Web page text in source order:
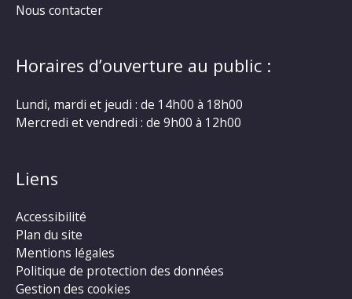
Nous contacter
Horaires d’ouverture au public :
Lundi, mardi et jeudi : de 14h00 à 18h00
Mercredi et vendredi : de 9h00 à 12h00
Liens
Accessibilité
Plan du site
Mentions légales
Politique de protection des données
Gestion des cookies